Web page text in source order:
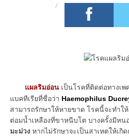
แผลริมอ่อน เป็นโรคที่ติดต่อทางเ
แบคทีเรียที่ชื่อว่า Haemophilus
สามารถรักษาให้หายขาด โรคนี้จะทำใ
ต่อมน้ำเหลืองที่ขาหนีบโต บางครั้งมีหน
มะม่วง หากไม่รักษาจะเป็นสาเหตให้เกิ